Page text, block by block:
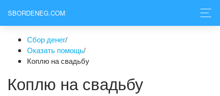
SBORDENEG.COM
Сбор денег/
Оказать помощь/
Коплю на свадьбу
Коплю на свадьбу